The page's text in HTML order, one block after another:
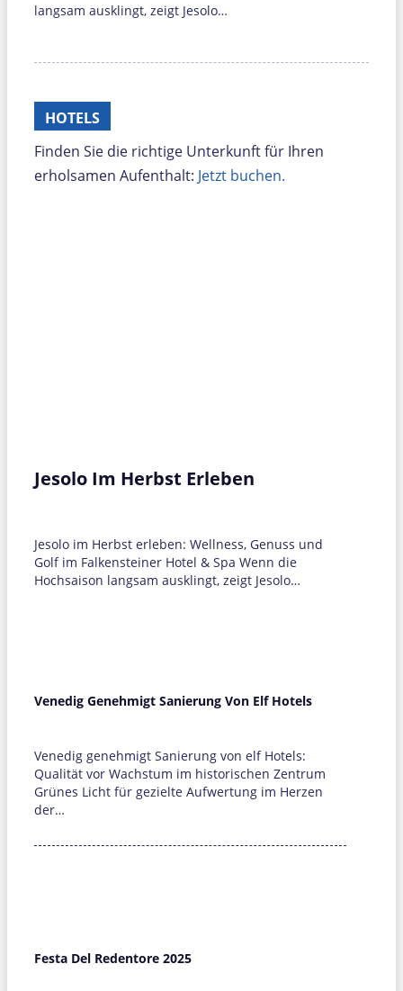
langsam ausklingt, zeigt Jesolo…
HOTELS
Finden Sie die richtige Unterkunft für Ihren
erholsamen Aufenthalt: Jetzt buchen.
Jesolo Im Herbst Erleben
Jesolo im Herbst erleben: Wellness, Genuss und
Golf im Falkensteiner Hotel & Spa Wenn die
Hochsaison langsam ausklingt, zeigt Jesolo…
Venedig Genehmigt Sanierung Von Elf Hotels
Venedig genehmigt Sanierung von elf Hotels:
Qualität vor Wachstum im historischen Zentrum
Grünes Licht für gezielte Aufwertung im Herzen
der…
Festa Del Redentore 2025